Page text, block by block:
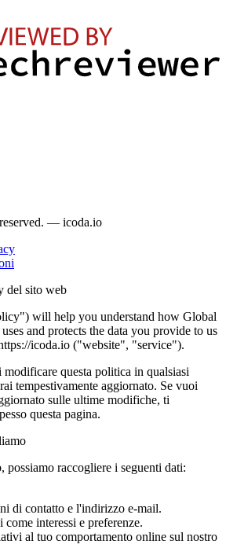
— icoda.io
del sito web
will help you understand how Global
and protects the data you provide to us
icoda.io ("website", "service").
questa politica in qualsiasi
tempestivamente aggiornato. Se vuoi
sulle ultime modifiche, ti
questa pagina.
raccogliere i seguenti dati:
di contatto e l'indirizzo e-mail.
interessi e preferenze.
al tuo comportamento online sul nostro